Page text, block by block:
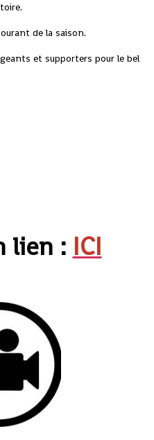
de la saison.
et supporters pour le bel
lien : ICI